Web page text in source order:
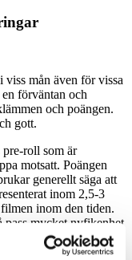
mån även för vissa
förväntan och
och poängen.
gott.
pre-roll som är
motsatt. Poängen
generellt säga att
inom 2,5-3
inom den tiden.
pass mycket nyfikenhet
en hög frekvens och
man få en